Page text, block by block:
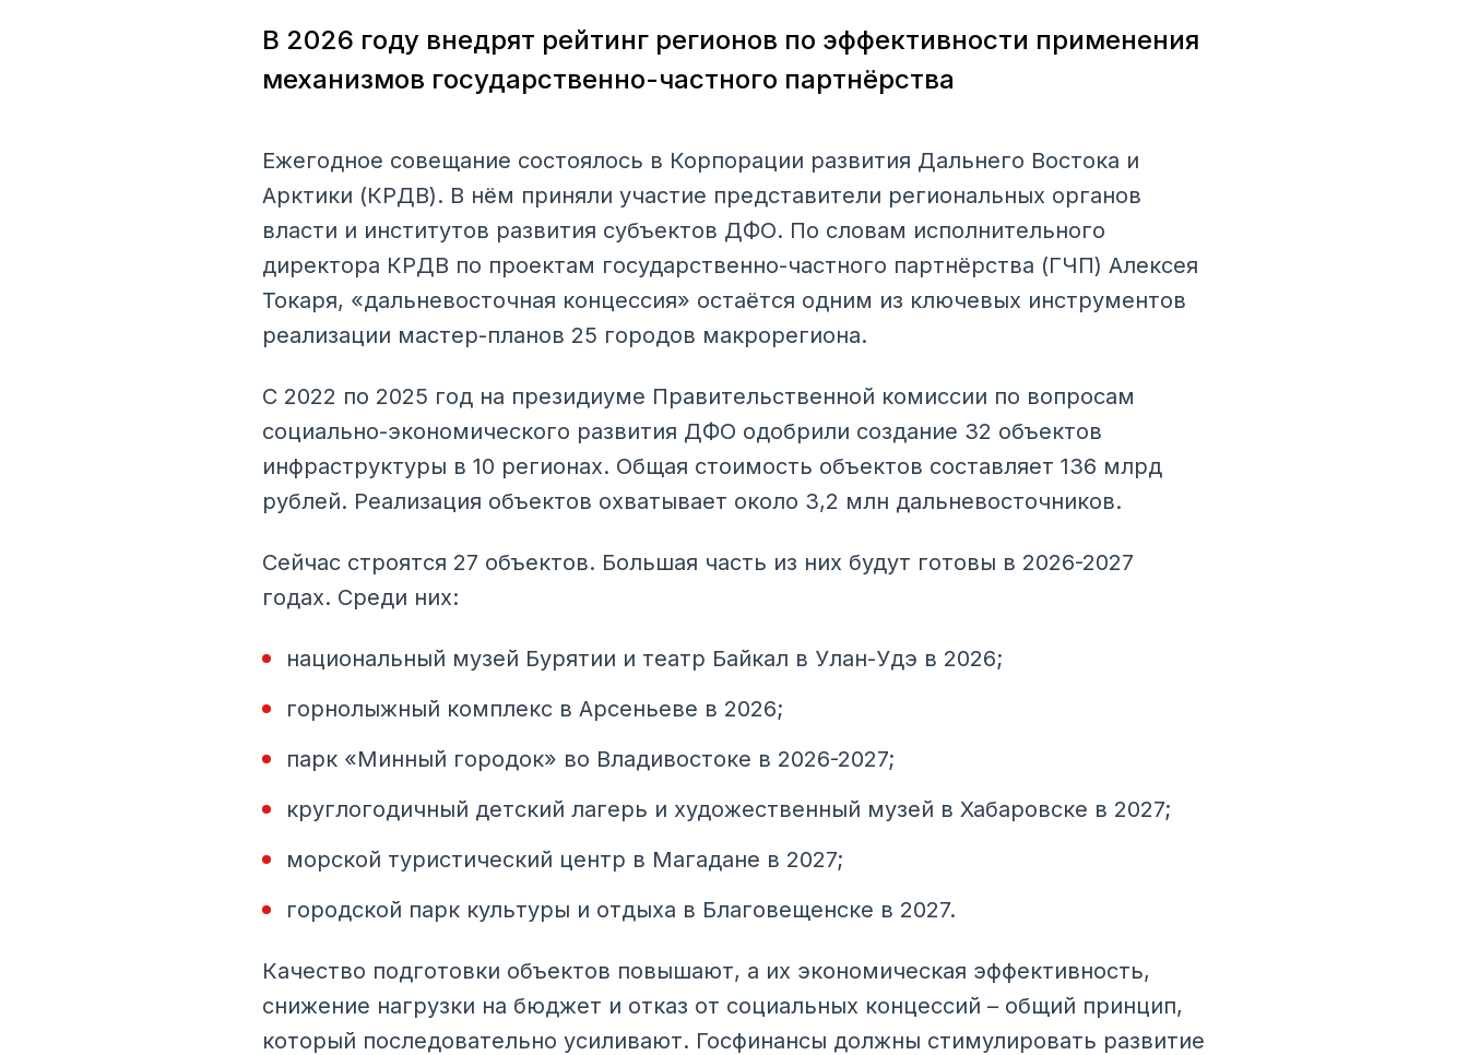
В 2026 году внедрят рейтинг регионов по эффективности применения
механизмов государственно-частного партнёрства
Ежегодное совещание состоялось в Корпорации развития Дальнего Востока и
Арктики (КРДВ). В нём приняли участие представители региональных органов
власти и институтов развития субъектов ДФО. По словам исполнительного
директора КРДВ по проектам государственно-частного партнёрства (ГЧП) Алексея
Токаря, «дальневосточная концессия» остаётся одним из ключевых инструментов
реализации мастер-планов 25 городов макрорегиона.
С 2022 по 2025 год на президиуме Правительственной комиссии по вопросам
социально-экономического развития ДФО одобрили создание 32 объектов
инфраструктуры в 10 регионах. Общая стоимость объектов составляет 136 млрд
рублей. Реализация объектов охватывает около 3,2 млн дальневосточников.
Сейчас строятся 27 объектов. Большая часть из них будут готовы в 2026-2027
годах. Среди них:
национальный музей Бурятии и театр Байкал в Улан-Удэ в 2026;
горнолыжный комплекс в Арсеньеве в 2026;
парк «Минный городок» во Владивостоке в 2026-2027;
круглогодичный детский лагерь и художественный музей в Хабаровске в 2027;
морской туристический центр в Магадане в 2027;
городской парк культуры и отдыха в Благовещенске в 2027.
Качество подготовки объектов повышают, а их экономическая эффективность,
снижение нагрузки на бюджет и отказ от социальных концессий – общий принцип,
который последовательно усиливают. Госфинансы должны стимулировать развитие